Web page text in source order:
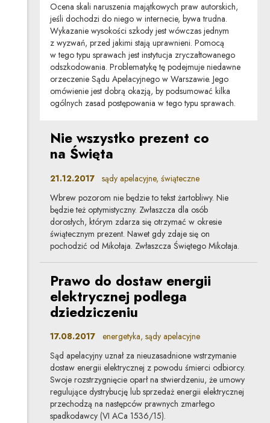
Ocena skali naruszenia majątkowych praw autorskich,
jeśli dochodzi do niego w internecie, bywa trudna.
Wykazanie wysokości szkody jest wówczas jednym
z wyzwań, przed jakimi stają uprawnieni. Pomocą
w tego typu sprawach jest instytucja zryczałtowanego
odszkodowania. Problematykę tę podejmuje niedawne
orzeczenie Sądu Apelacyjnego w Warszawie. Jego
omówienie jest dobrą okazją, by podsumować kilka
ogólnych zasad postępowania w tego typu sprawach.
Nie wszystko prezent co
na Święta
21.12.2017 sądy apelacyjne, świąteczne
Wbrew pozorom nie będzie to tekst żartobliwy. Nie
będzie też optymistyczny. Zwłaszcza dla osób
dorosłych, którym zdarza się otrzymać w okresie
świątecznym prezent. Nawet gdy zdaje się on
pochodzić od Mikołaja. Zwłaszcza Świętego Mikołaja.
Prawo do dostaw energii
elektrycznej podlega
dziedziczeniu
17.08.2017 energetyka, sądy apelacyjne
Sąd apelacyjny uznał za nieuzasadnione wstrzymanie
dostaw energii elektrycznej z powodu śmierci odbiorcy.
Swoje rozstrzygnięcie oparł na stwierdzeniu, że umowy
regulujące dystrybucję lub sprzedaż energii elektrycznej
przechodzą na następców prawnych zmarłego
spadkodawcy (VI ACa 1536/15).